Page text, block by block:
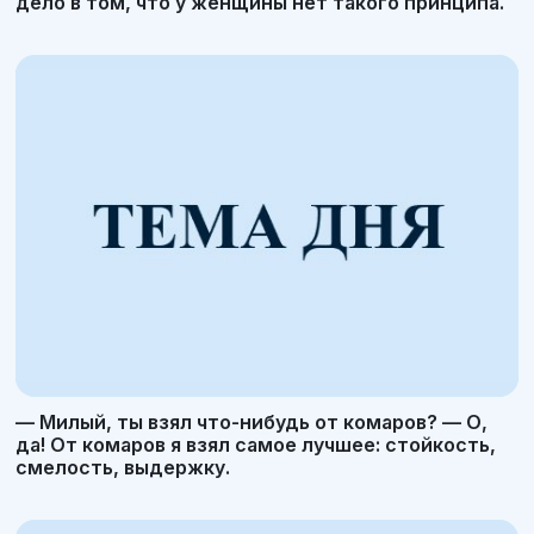
— Милый, ты взял что-нибудь от комаров? — О,
да! От комаров я взял самое лучшее: стойкость,
смелость, выдержку.